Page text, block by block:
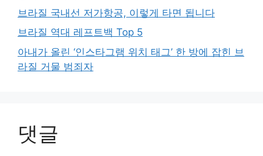
브라질 국내선 저가항공, 이렇게 타면 됩니다
브라질 역대 레프트백 Top 5
아내가 올린 ‘인스타그램 위치 태그’ 한 방에 잡힌 브
라질 거물 범죄자
댓글